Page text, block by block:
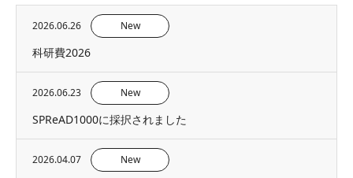
2026.06.26 New
科研費2026
2026.06.23 New
SPReAD1000に採択されました
2026.04.07 New